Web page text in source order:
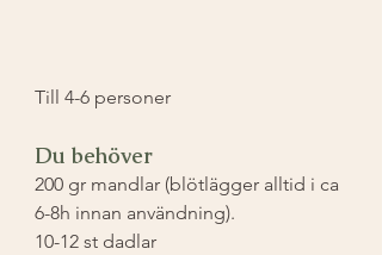
Till 4-6 personer ⁣
Du behöver
200 gr mandlar (blötlägger alltid i ca
6-8h innan användning). ⁣
10-12 st dadlar ⁣